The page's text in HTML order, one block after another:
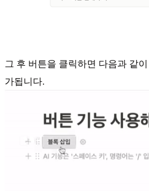
그 후 버튼을 클릭하면 다음과 같
가됩니다.